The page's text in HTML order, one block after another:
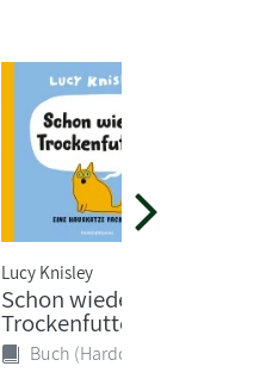
Lucy Knisley
Schon wieder
Trockenfutter?
Buch (Hardcover)